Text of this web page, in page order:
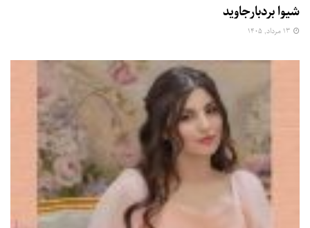
شیوا بردبارجاوید